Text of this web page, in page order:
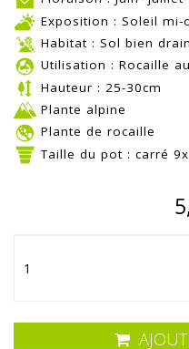
Exposition : Soleil mi-
Habitat : Sol bien
Utilisation : Rocaille
Hauteur : 25-30cm
Plante alpine
Plante de rocaille
Taille du pot : carré